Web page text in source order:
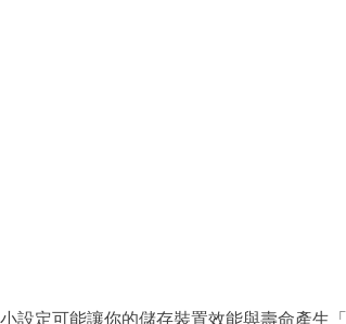
定可能讓你的儲存裝置效能與壽命產生